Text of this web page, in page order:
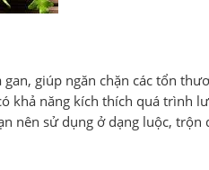
giúp ngăn chặn các tổn
khả năng kích thích quá trình
nên sử dụng ở dạng luộc, trộn